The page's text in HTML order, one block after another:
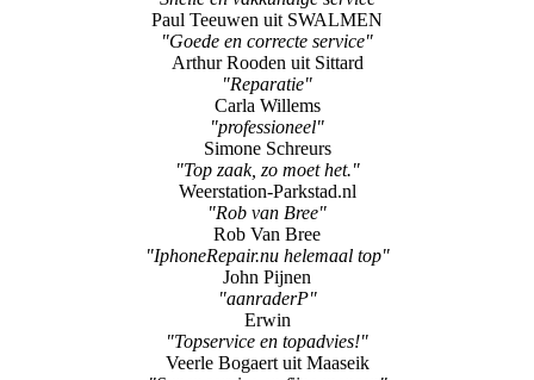
"Reparatie"
Carla Willems
"professioneel"
Simone Schreurs
"Top zaak, zo moet het."
Weerstation-Parkstad.nl
"Rob van Bree"
Rob Van Bree
"IphoneRepair.nu helemaal top"
John Pijnen
"aanraderP"
Erwin
"Topservice en topadvies!"
Veerle Bogaert uit Maaseik
"Super service en fijne mensen"
Jeanne Van Veghel uit Dilsen
"Reparatie Iphone 7"
Jelle